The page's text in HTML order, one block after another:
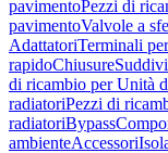
pavimentoPezzi di
pavimentoValvole a
AdattatoriTerminali
rapidoChiusure
di ricambio per Unità
radiatoriPezzi di
radiatoriBypass
ambienteAccessori